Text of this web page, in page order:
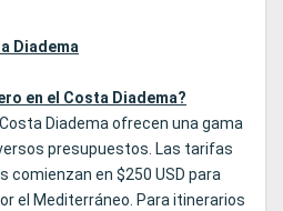
Diadema
en el Costa Diadema?
Diadema ofrecen una gama
presupuestos. Las tarifas
en $250 USD para
el Mediterráneo. Para itinerarios